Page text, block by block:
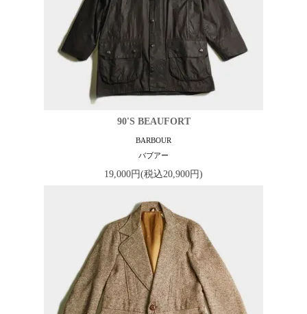
90'S BEAUFORT
BARBOUR
バブアー
19,000円(税込20,900円)